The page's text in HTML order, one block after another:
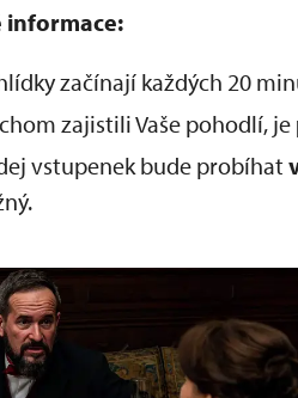
informace:
začínají každých 20
zajistili Vaše pohodlí, je
vstupenek bude probíhat